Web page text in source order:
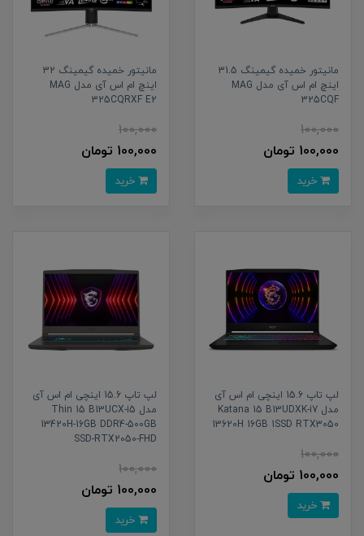
مانیتور خمیده گیمینگ 31.5
اینچ ام اس آی مدل MAG
325CQF
100,000
100,000 تومان
مانیتور خمیده گیمینگ 32
اینچ ام اس آی مدل MAG
325CQRXF E2
100,000
100,000 تومان
لپ تاپ 15.6 اینچی ام اس آی
مدل Katana 15 B13UDXK-i7
13620H 16GB 1SSD RTX3050
100,000
100,000 تومان
لپ تاپ 15.6 اینچی ام اس آی
مدل Thin 15 B13UCX-i5
13420H-16GB DDR4-500GB
SSD-RTX2050-FHD
100,000
100,000 تومان